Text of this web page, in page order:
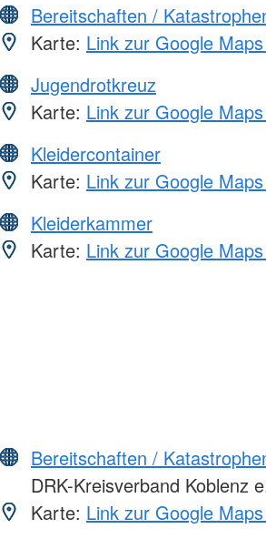
Bereitschaften /
Karte: Link zur Google
Jugendrotkreuz
Karte: Link zur Google
Kleidercontainer
Karte: Link zur Google
Kleiderkammer
Karte: Link zur Google
Bereitschaften /
DRK-Kreisverband Koblenz
Karte: Link zur Google